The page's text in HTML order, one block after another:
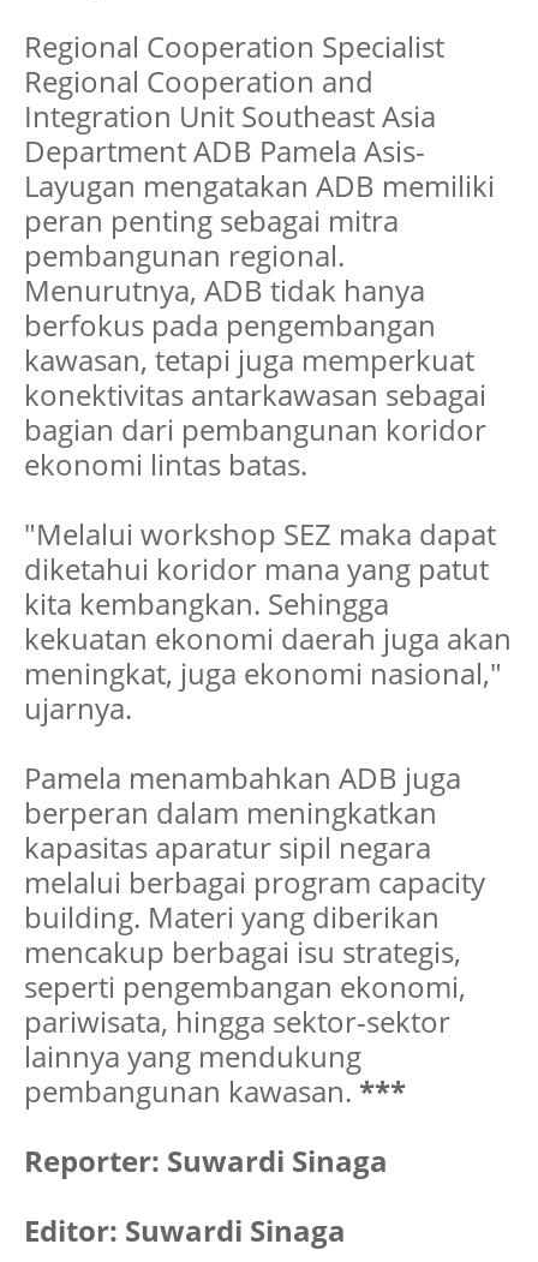
Regional Cooperation Specialist
Regional Cooperation and
Integration Unit Southeast Asia
Department ADB Pamela Asis-
Layugan mengatakan ADB memiliki
peran penting sebagai mitra
pembangunan regional.
Menurutnya, ADB tidak hanya
berfokus pada pengembangan
kawasan, tetapi juga memperkuat
konektivitas antarkawasan sebagai
bagian dari pembangunan koridor
ekonomi lintas batas.
"Melalui workshop SEZ maka dapat
diketahui koridor mana yang patut
kita kembangkan. Sehingga
kekuatan ekonomi daerah juga akan
meningkat, juga ekonomi nasional,"
ujarnya.
Pamela menambahkan ADB juga
berperan dalam meningkatkan
kapasitas aparatur sipil negara
melalui berbagai program capacity
building. Materi yang diberikan
mencakup berbagai isu strategis,
seperti pengembangan ekonomi,
pariwisata, hingga sektor-sektor
lainnya yang mendukung
pembangunan kawasan. ***
Reporter: Suwardi Sinaga
Editor: Suwardi Sinaga